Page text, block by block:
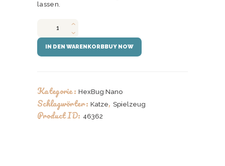
lassen.
Menge
BUY NOW
Kategorie:HexBug Nano
Schlagwörter:Katze, Spielzeug
Product ID: 46362